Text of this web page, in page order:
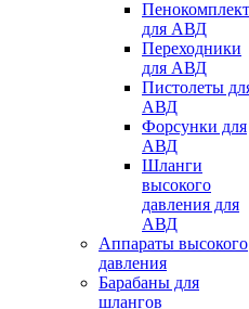
для АВД
Переходники
для АВД
Пистолеты
АВД
Форсунки для
АВД
Шланги
высокого
давления для
АВД
Аппараты высокого
давления
Барабаны для
шлангов